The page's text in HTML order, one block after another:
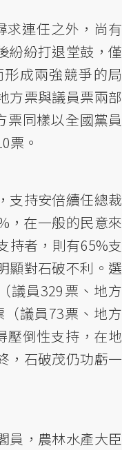
求連任之外，尚有
紛紛打退堂鼓，僅
成兩強競爭的局
方票與議員票兩部
票同樣以全國黨員
票。
支持安倍續任總裁
，在一般的民意來
持者，則有65%支
顯對石破不利。選
議員329票、地方
議員73票、地方
壓倒性支持，在地
石破茂仍功虧一
員，農林水產大臣